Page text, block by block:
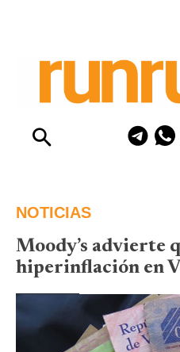
NOTICIAS
Moody’s advierte
hiperinflación en